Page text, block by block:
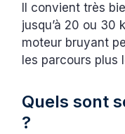
Il convient très
jusqu’à 20 ou 30
moteur bruyant
les parcours plus
Quels sont
?